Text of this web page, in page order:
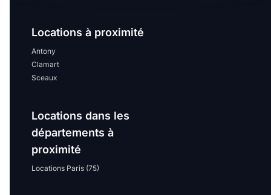
Promotions
promotions sur honoraires
Locations à proximité
Antony
Clamart
Sceaux
Locations dans les
départements à
proximité
Locations Paris (75)